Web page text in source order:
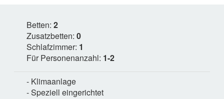
Betten: 2
Zusatzbetten: 0
Schlafzimmer: 1
Für Personenanzahl: 1-2
- Klimaanlage
- Speziell eingerichtet